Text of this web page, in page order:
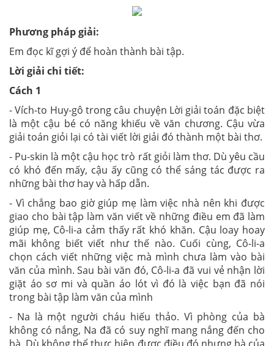
Phương pháp giải:
Em đọc kĩ gợi ý để hoàn thành bài tập.
Lời giải chi tiết:
Cách 1
- Vích-to Huy-gô trong câu chuyện Lời giải toán đặc biệt
là một cậu bé có năng khiếu về văn chương. Cậu vừa
giải toán giỏi lại có tài viết lời giải đó thành một bài thơ.
- Pu-skin là một cậu học trò rất giỏi làm thơ. Dù yêu cầu
có khó đến mấy, cậu ấy cũng có thể sáng tác được ra
những bài thơ hay và hấp dẫn.
- Vì chẳng bao giờ giúp mẹ làm việc nhà nên khi được
giao cho bài tập làm văn viết về những điều em đã làm
giúp mẹ, Cô-li-a cảm thấy rất khó khăn. Cậu loay hoay
mãi không biết viết như thế nào. Cuối cùng, Cô-li-a
chọn cách viết những việc mà mình chưa làm vào bài
văn của mình. Sau bài văn đó, Cô-li-a đã vui vẻ nhận lời
giặt áo sơ mi và quần áo lót vì đó là việc bạn đã nói
trong bài tập làm văn của mình
- Na là một người cháu hiếu thảo. Vì phòng của bà
không có nắng, Na đã có suy nghĩ mang nắng đến cho